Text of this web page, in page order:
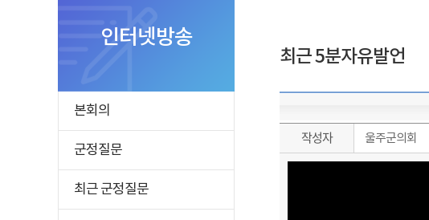
인터넷방송
본회의
군정질문
최근 군정질문
최근 5분자유발언
작성자
울주군의회